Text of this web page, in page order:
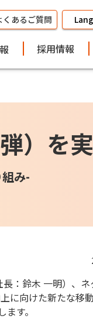
くあるご質問
採用情報
）を
み-
：鈴木 一明）、
に向けた新たな移
す。